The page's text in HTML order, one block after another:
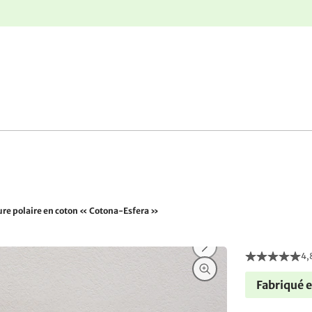
polaire en coton « Cotona-Esfera »
Fabriqué